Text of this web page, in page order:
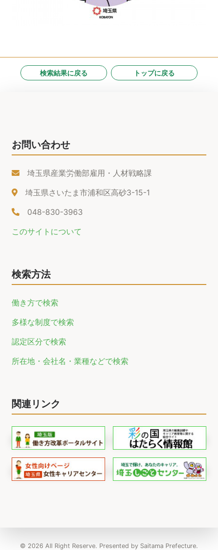
検索結果に戻る トップに戻る
お問い合わせ
埼玉県産業労働部雇用・人材戦略課
埼玉県さいたま市浦和区高砂3-15-1
048-830-3963
このサイトについて
検索方法
働き方で検索
多様な制度で検索
認定区分で検索
所在地・会社名・業種などで検索
関連リンク
© 2026 All Right Reserve. Presented by Saitama Prefecture.